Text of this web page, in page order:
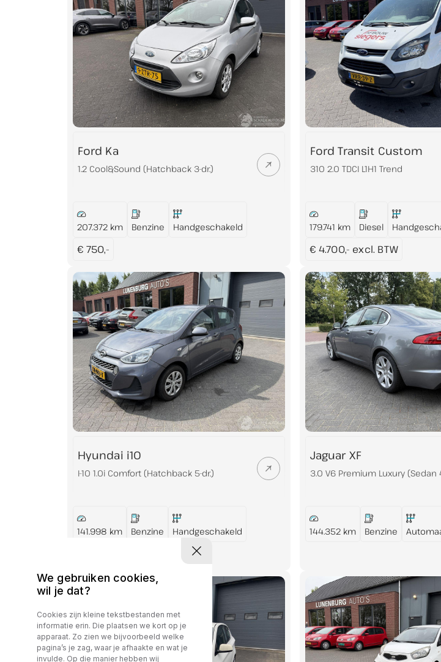
Ford Ka
1.2 Cool&Sound (Hatchback 3-dr.)
207.372 km Benzine Handgeschakeld
€ 750,-
Ford Transit Custom
310 2.0 TDCI L1H1 Trend
179.741 km Diesel
€ 4.700,- excl. BTW
Hyundai i10
I-10 1.0i Comfort (Hatchback 5-dr.)
141.998 km Benzine Handgeschakeld
Jaguar XF
3.0 V6 Premium Luxury (Sedan
144.352 km Benzine
We gebruiken cookies,
wil je dat?
Cookies zijn kleine tekstbestanden met
informatie erin. Die plaatsen we kort op je
apparaat. Zo zien we bijvoorbeeld welke
pagina’s je zag, waar je afhaakte en wat je
invulde. Op die manier hebben wij